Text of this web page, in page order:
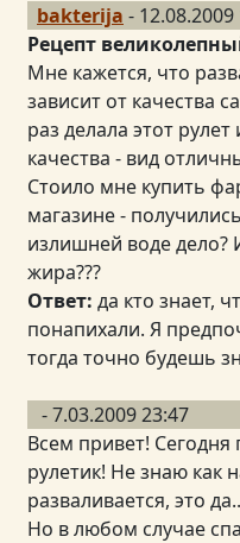
bakterija - 12.08.2009
Рецепт
Мне кажется, что
зависит от качества
раз делала этот
качества - вид
Стоило мне купить
магазине -
излишней воде дело?
жира???
Ответ: да кто знает,
понапихали. Я
тогда точно будешь
- 7.03.2009 23:47
Всем привет! Сегодня
рулетик! Не знаю как
разваливается, это
Но в любом случае